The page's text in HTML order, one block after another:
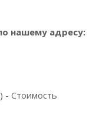
нашему адресу:
- Стоимость